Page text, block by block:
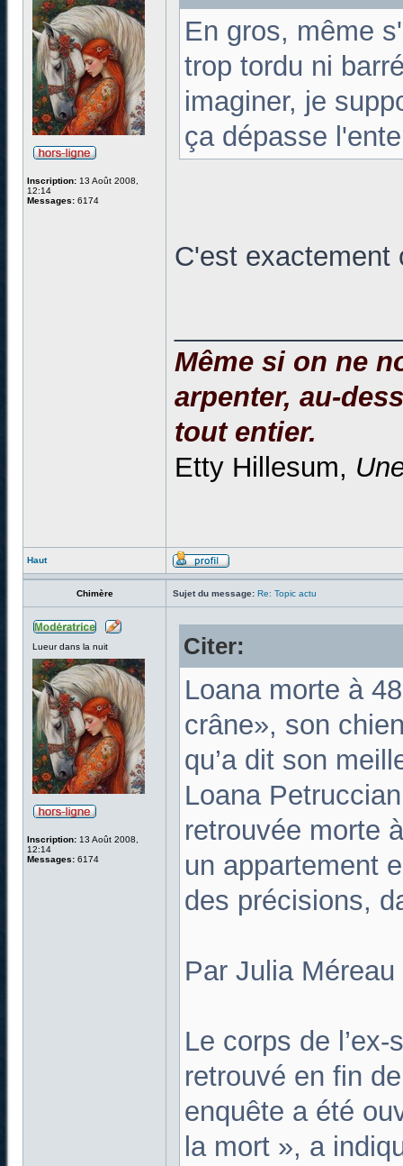
Inscription: 13 Août 2008,
12:14
Messages: 6174
En gros, même
trop tordu ni
imaginer, je
ça dépasse
C'est exactement
Même si on ne
arpenter, au-
tout entier.
Etty Hillesum,
Haut
Chimère Sujet du message: Re: Topic actu
Lueur dans la nuit
Inscription: 13 Août 2008,
12:14
Messages: 6174
Citer:
Loana morte à
crâne», son
qu’a dit son
Loana
retrouvée morte
un appartement
des précisions,
Par Julia
Le corps de
retrouvé en fin
enquête a été
la mort », a